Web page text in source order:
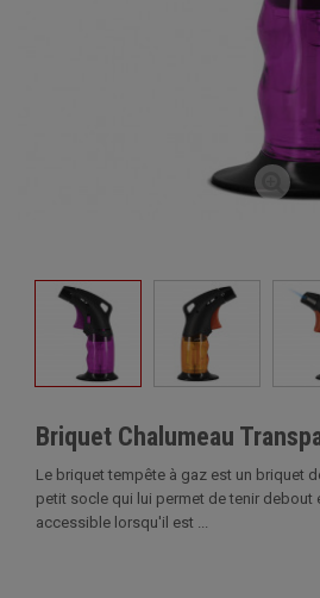
Briquet Chalumeau
Le briquet tempête à gaz est un briquet
petit socle qui lui permet de tenir debout
accessible lorsqu'il est ...